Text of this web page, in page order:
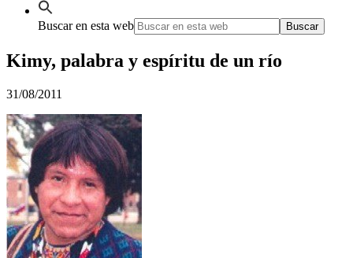
Buscar en esta web
Kimy, palabra y espíritu de un río
31/08/2011